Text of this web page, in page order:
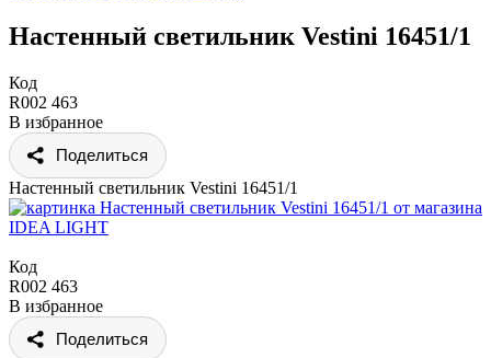
Настенный светильник Vestini 16451/1
Код
R002 463
В избранное
Поделиться
Настенный светильник Vestini 16451/1
Код
R002 463
В избранное
Поделиться